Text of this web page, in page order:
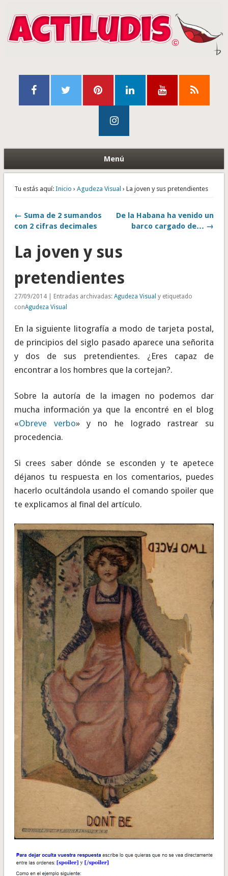
Menú
Tu estás aquí: Inicio › Agudeza Visual › La joven y sus pretendientes
← Suma de 2 sumandos
con 2 cifras decimales
De la Habana ha venido un
barco cargado de… →
La joven y sus
pretendientes
27/09/2014 | Entradas archivadas: Agudeza Visual y etiquetado
conAgudeza Visual
En la siguiente litografía a modo de tarjeta postal,
de principios del siglo pasado aparece una señorita
y dos de sus pretendientes. ¿Eres capaz de
encontrar a los hombres que la cortejan?.
Sobre la autoría de la imagen no podemos dar
mucha información ya que la encontré en el blog
«Obreve verbo» y no he logrado rastrear su
procedencia.
Si crees saber dónde se esconden y te apetece
déjanos tu respuesta en los comentarios, puedes
hacerlo ocultándola usando el comando spoiler que
te explicamos al final del artículo.